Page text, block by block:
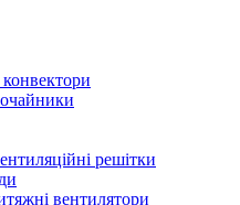
решітки
вентилятори